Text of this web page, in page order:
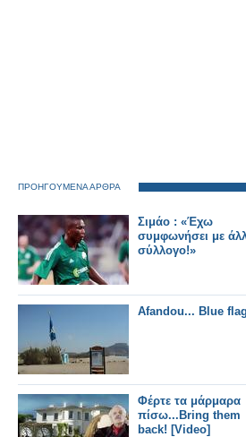
ΠΡΟΗΓΟΥΜΕΝΑ ΑΡΘΡΑ
Σιμάο : «Έχω
συμφωνήσει με
σύλλογο!»
Afandou... Blue
Φέρτε τα μάρμαρα
πίσω...Bring them
back! [Video]